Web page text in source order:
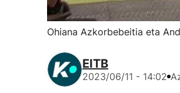
Ohiana Azkorbebeitia eta
EITB
2023/06/11 - 14:02